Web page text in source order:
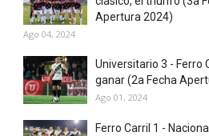
Apertura 2024)
Ago 04, 2024
Universitario 3 - Ferro
ganar (2a Fecha
Ago 01, 2024
Ferro Carril 1 -